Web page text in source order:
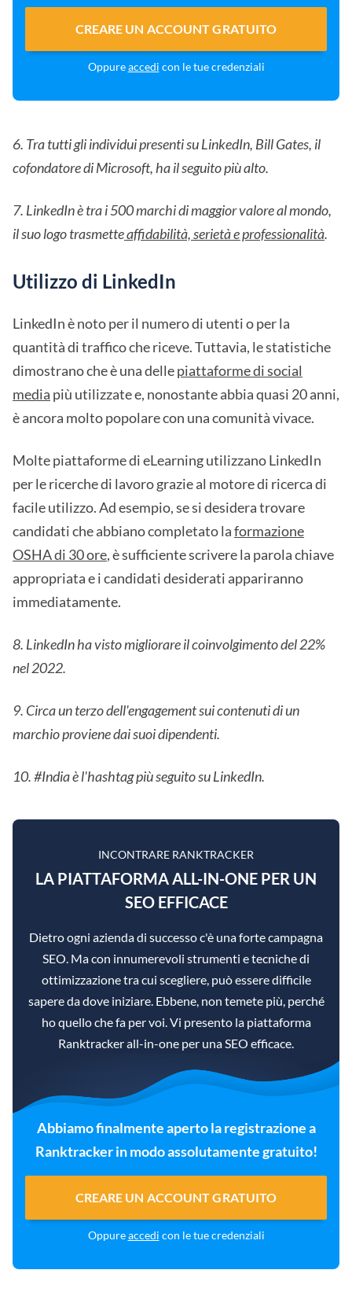
CREARE UN ACCOUNT GRATUITO
Oppureaccedi con le tue credenziali
6. Tra tutti gli individui presenti su LinkedIn, Bill Gates, il
cofondatore di Microsoft, ha il seguito più alto.
7. LinkedIn è tra i 500 marchi di maggior valore al mondo,
il suo logo trasmetteaffidabilità, serietà e professionalità.
Utilizzo di LinkedIn
LinkedIn è noto per il numero di utenti o per la
quantità di traffico che riceve. Tuttavia, le statistiche
dimostrano che è una dellepiattaforme di social
media più utilizzate e, nonostante abbia quasi 20 anni,
è ancora molto popolare con una comunità vivace.
Molte piattaforme di eLearning utilizzano LinkedIn
per le ricerche di lavoro grazie al motore di ricerca di
facile utilizzo. Ad esempio, se si desidera trovare
candidati che abbiano completato laformazione
OSHA di 30 ore, è sufficiente scrivere la parola chiave
appropriata e i candidati desiderati appariranno
immediatamente.
8. LinkedIn ha visto migliorare il coinvolgimento del 22%
nel 2022.
9. Circa un terzo dell'engagement sui contenuti di un
marchio proviene dai suoi dipendenti.
10. #India è l'hashtag più seguito su LinkedIn.
INCONTRARE RANKTRACKER
LA PIATTAFORMA ALL-IN-ONE PER UN
SEO EFFICACE
Dietro ogni azienda di successo c'è una forte campagna
SEO. Ma con innumerevoli strumenti e tecniche di
ottimizzazione tra cui scegliere, può essere difficile
sapere da dove iniziare. Ebbene, non temete più, perché
ho quello che fa per voi. Vi presento la piattaforma
Ranktracker all-in-one per una SEO efficace.
Abbiamo finalmente aperto la registrazione a
Ranktracker in modo assolutamente gratuito!
CREARE UN ACCOUNT GRATUITO
Oppureaccedi con le tue credenziali